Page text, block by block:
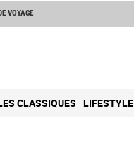
VOYAGE
CLASSIQUES LIFESTYLE